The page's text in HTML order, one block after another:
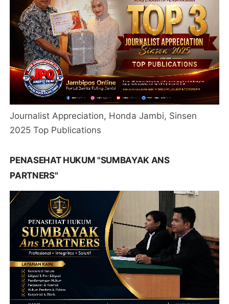
Journalist Appreciation, Honda Jambi, Sinsen
2025 Top Publications
PENASEHAT HUKUM "SUMBAYAK ANS
PARTNERS"